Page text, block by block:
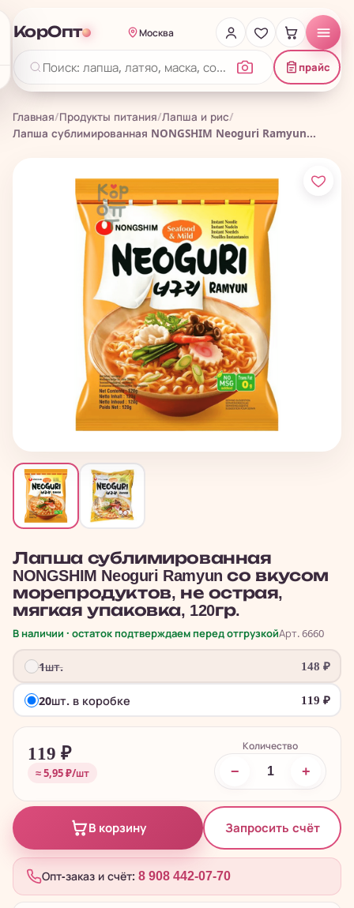
КорОпт Москва
прайс
Главная/Продукты питания/Лапша и рис/
Лапша сублимированная NONGSHIM Neoguri Ramyun...
Лапша сублимированная
NONGSHIM Neoguri Ramyun со вкусом
морепродуктов, не острая,
мягкая упаковка, 120гр.
В наличии · остаток подтверждаем перед отгрузкойАрт. 6660
1шт. 148 ₽
20шт. в коробке 119 ₽
119 ₽
≈ 5,95 ₽/шт
Количество
− +
В корзину Запросить счёт
Опт-заказ и счёт: 8 908 442-07-70